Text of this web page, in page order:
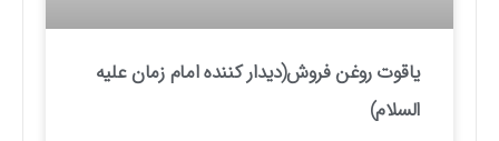
یاقوت روغن فروش(دیدار کننده امام زمان علیه
السلام)